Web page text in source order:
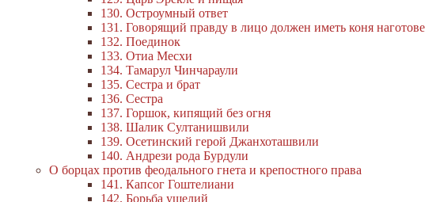
130. Остроумный ответ
131. Говорящий правду в лицо должен иметь коня наготове
132. Поединок
133. Отиа Месхи
134. Тамарул Чинчараули
135. Сестра и брат
136. Сестра
137. Горшок, кипящий без огня
138. Шалик Султанишвили
139. Осетинский герой Джанхоташвили
140. Андрези рода Бурдули
О борцах против феодального гнета и крепостного права
141. Капсог Гоштелиани
142. Борьба ущелий